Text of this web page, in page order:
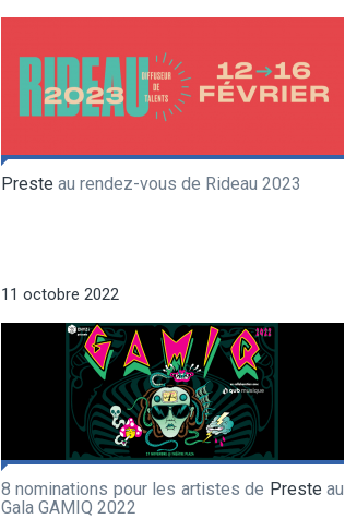
Preste au rendez-vous de Rideau 2023
11 octobre 2022
8 nominations pour les artistes de Preste au
Gala GAMIQ 2022